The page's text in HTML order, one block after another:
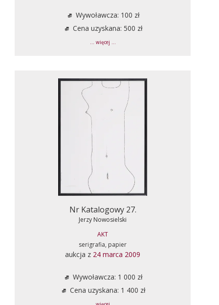
Wywoławcza: 100 zł
Cena uzyskana: 500 zł
... więcej ...
Nr Katalogowy 27.
Jerzy Nowosielski
AKT
serigrafia, papier
aukcja z 24 marca 2009
Wywoławcza: 1 000 zł
Cena uzyskana: 1 400 zł